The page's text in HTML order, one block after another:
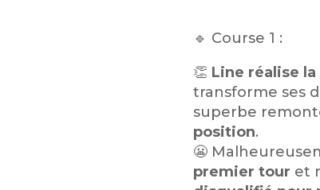
🔹 Course 1 :
👏 Line réalise
transforme ses
superbe
position.
😬
premier tour et